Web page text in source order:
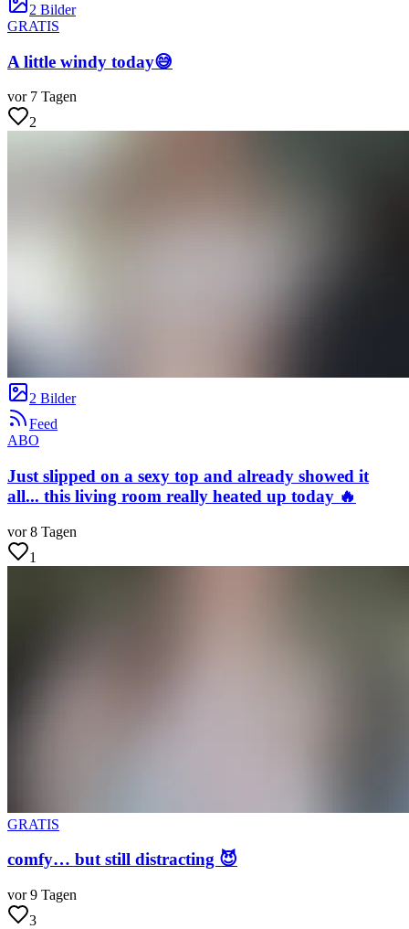
2 Bilder
GRATIS
A little windy today😅
vor 7 Tagen
2
2 Bilder
Feed
ABO
Just slipped on a sexy top and already showed it
all... this living room really heated up today 🔥
vor 8 Tagen
1
GRATIS
comfy… but still distracting 😈
vor 9 Tagen
3